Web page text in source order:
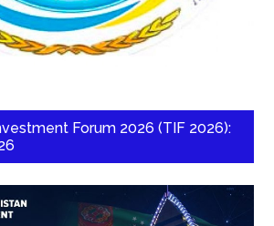
Forum 2026 (TIF 2026):